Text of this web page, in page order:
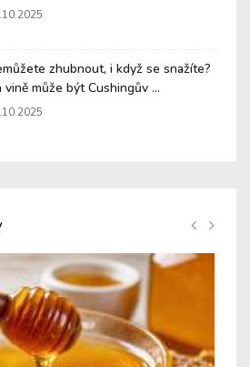
zhubnout, i když se snažíte?
vině může být Cushingův ...